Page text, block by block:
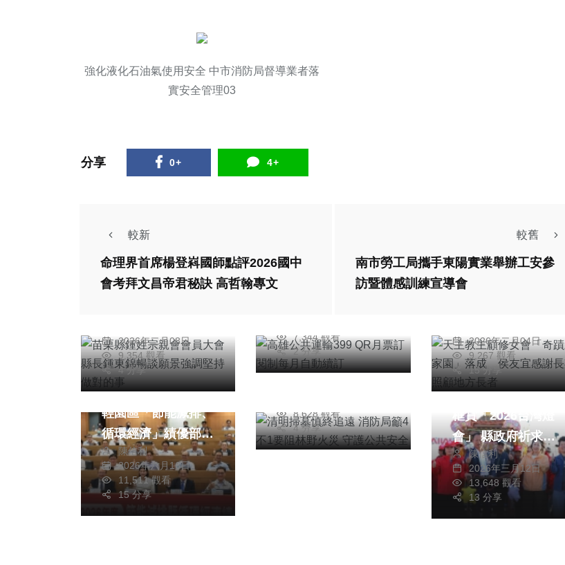
強化液化石油氣使用安全 中市消防局督導業者落
實安全管理03
分享 0+ 4+
較新
命理界首席楊登嵙國師點評2026國中
會考拜文昌帝君秘訣 高哲翰專文
較舊
南市勞工局攜手東陽實業舉辦工安參
訪暨體感訓練宣導會
綜合新聞
苗栗縣鍾姓宗親會會
員大會 縣長鍾東錦
2026年二月08日
9,354 觀看
4 分享
QR月票訂閱制每月
自動續訂
7,344 觀看
2 分享
天主教主顧修女會
「奇蹟新家園」落
2026年二月04日
9,267 觀看
15 分享
綜合新聞
台塑企業雲林麥寮六
輕園區「節能減排、
循環經濟」績優部門
表揚大會 副縣長陳
璧君肯定台塑企業長
期與雲林縣政府攜手
落實循環經濟！
陳信利
2026年六月16日
11,511 觀看
15 分享
綜合新聞
消防局籲4不1要阻
林野火災 守護公共
8,628 觀看
4 分享
宗教 旅遊
嘉義縣三大廟媽祖同
框賞「2026台灣燈
會」 縣政府祈求天
晴如願表達感謝 許
多鄉親陪媽祖一起賞
燈 氣氛歡樂！
陳信利
2026年三月12日
13,648 觀看
13 分享